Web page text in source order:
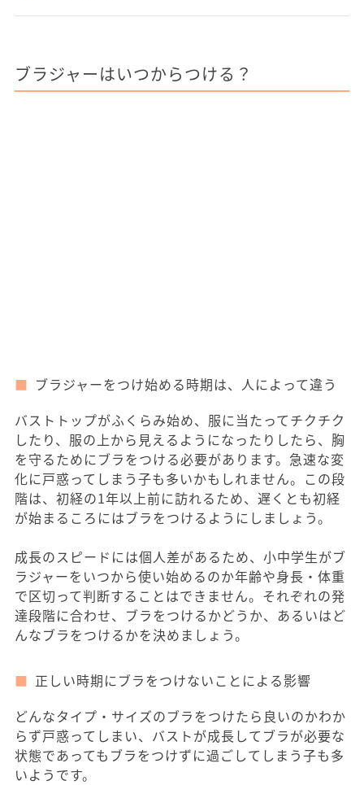
ブラジャーはいつからつける？
ブラジャーをつけ始める時期は、人によって違う
バストトップがふくらみ始め、服に当たってチクチク
したり、服の上から見えるようになったりしたら、胸
を守るためにブラをつける必要があります。急速な変
化に戸惑ってしまう子も多いかもしれません。この段
階は、初経の1年以上前に訪れるため、遅くとも初経
が始まるころにはブラをつけるようにしましょう。
成長のスピードには個人差があるため、小中学生がブ
ラジャーをいつから使い始めるのか年齢や身長・体重
で区切って判断することはできません。それぞれの発
達段階に合わせ、ブラをつけるかどうか、あるいはど
んなブラをつけるかを決めましょう。
正しい時期にブラをつけないことによる影響
どんなタイプ・サイズのブラをつけたら良いのかわか
らず戸惑ってしまい、バストが成長してブラが必要な
状態であってもブラをつけずに過ごしてしまう子も多
いようです。